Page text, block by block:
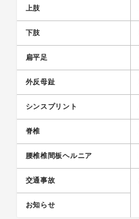
上肢
下肢
扁平足
外反母趾
シンスプリント
脊椎
腰椎椎間板ヘルニア
交通事故
お知らせ